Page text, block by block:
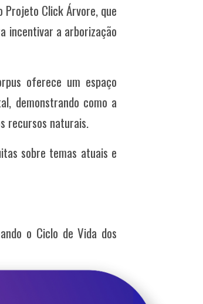
Click Árvore, que
incentivar a arborização
oferece um espaço
demonstrando como a
recursos naturais.
sobre temas atuais e
o Ciclo de Vida dos